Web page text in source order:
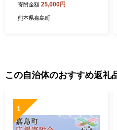
馬肉 肉 食品
寄附金額 25,000円
熊本県嘉島町
この自治体のおすすめ返礼
1